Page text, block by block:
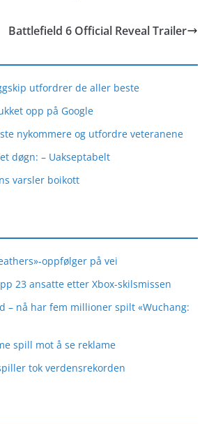
Battlefield 6 Official Reveal Trailer
utfordrer de aller beste
opp på Google
nykommere og utfordre veteranene
døgn: – Uakseptabelt
varsler boikott
oppfølger på vei
23 ansatte etter Xbox-skilsmissen
– nå har fem millioner spilt «Wuchang:
spill mot å se reklame
tok verdensrekorden